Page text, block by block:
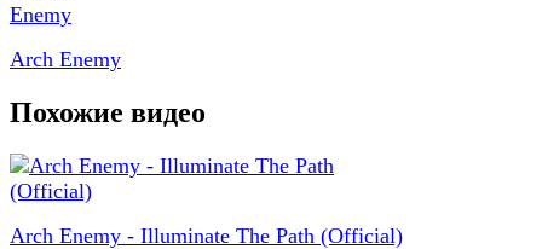
Arch Enemy
Похожие видео
Arch Enemy - Illuminate The Path (Official)